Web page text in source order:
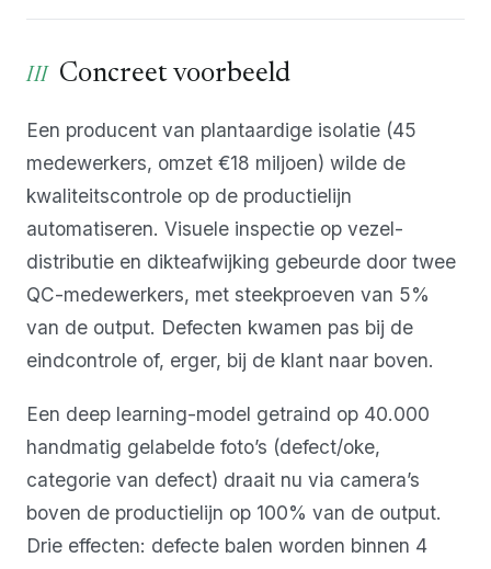
Concreet voorbeeld
Een producent van plantaardige isolatie (45
medewerkers, omzet €18 miljoen) wilde de
kwaliteitscontrole op de productielijn
automatiseren. Visuele inspectie op vezel-
distributie en dikteafwijking gebeurde door twee
QC-medewerkers, met steekproeven van 5%
van de output. Defecten kwamen pas bij de
eindcontrole of, erger, bij de klant naar boven.
Een deep learning-model getraind op 40.000
handmatig gelabelde foto’s (defect/oke,
categorie van defect) draait nu via camera’s
boven de productielijn op 100% van de output.
Drie effecten: defecte balen worden binnen 4